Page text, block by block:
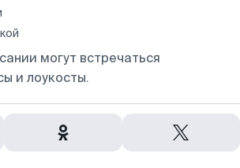
могут встречаться
и лоукосты.